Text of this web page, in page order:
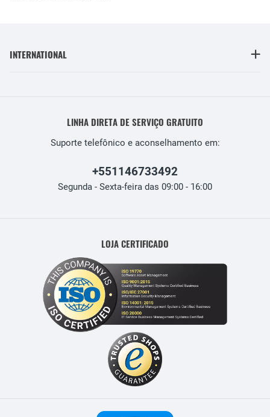
INTERNATIONAL
LINHA DIRETA DE SERVIÇO GRATUITO
Suporte telefônico e aconselhamento em:
+551146733492
Segunda - Sexta-feira das 09:00 - 16:00
LOJA CERTIFICADO